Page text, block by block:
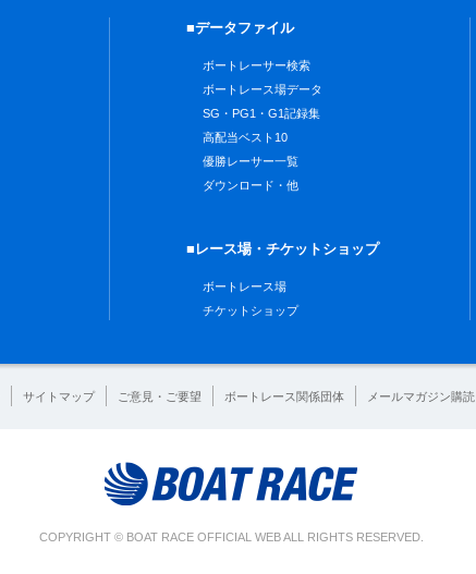
■データファイル
ボートレーサー検索
ボートレース場データ
SG・PG1・G1記録集
高配当ベスト10
優勝レーサー一覧
ダウンロード・他
■レース場・チケットショップ
ボートレース場
チケットショップ
サイトマップ ご意見・ご要望 ボートレース関係団体 メールマガジン購読
COPYRIGHT © BOAT RACE OFFICIAL WEB ALL RIGHTS RESERVED.